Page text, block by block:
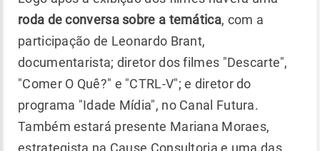
roda de conversa sobre a temática, com a
participação de Leonardo Brant,
documentarista; diretor dos filmes "Descarte",
"Comer O Quê?" e "CTRL-V"; e diretor do
programa "Idade Mídia", no Canal Futura.
Também estará presente Mariana Moraes,
estrategista na Cause Consultoria e uma das